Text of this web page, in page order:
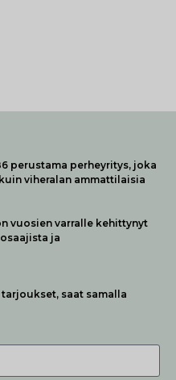
perustama perheyritys, joka
viheralan ammattilaisia
vuosien varralle kehittynyt
ja
saat samalla